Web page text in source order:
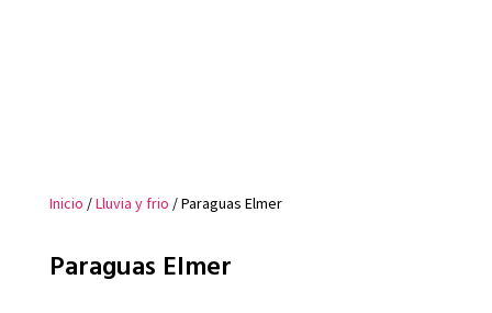
Inicio /Lluvia y frio / Paraguas Elmer
Paraguas Elmer